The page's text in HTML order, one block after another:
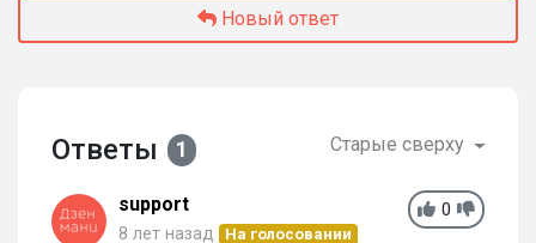
Новый ответ
Ответы 1 Старые сверху
0
support
8 лет назад На голосовании